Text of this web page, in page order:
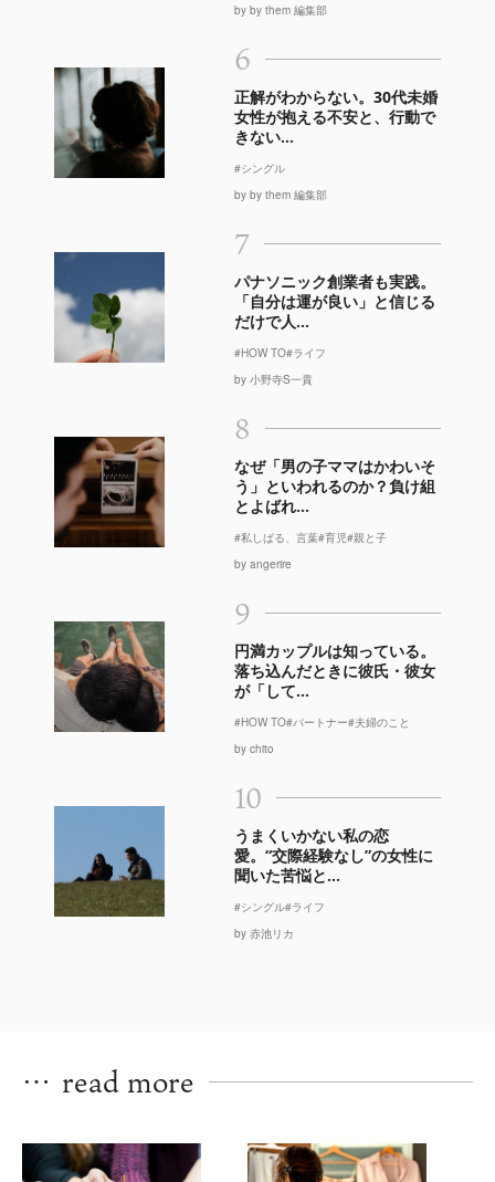
by by them 編集部
6
正解がわからない。30代未婚
女性が抱える不安と、行動で
きない...
#シングル
by by them 編集部
7
パナソニック創業者も実践。
「自分は運が良い」と信じる
だけで人...
#HOW TO#ライフ
by 小野寺S一貴
8
なぜ「男の子ママはかわいそ
う」といわれるのか？負け組
とよばれ...
#私しばる、言葉#育児#親と子
by angerire
9
円満カップルは知っている。
落ち込んだときに彼氏・彼女
が「して...
#HOW TO#パートナー#夫婦のこと
by chito
10
うまくいかない私の恋
愛。“交際経験なし”の女性に
聞いた苦悩と...
#シングル#ライフ
by 赤池リカ
… read more